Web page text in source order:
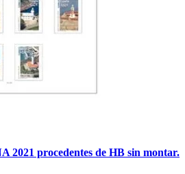
2021 procedentes de HB sin montar.